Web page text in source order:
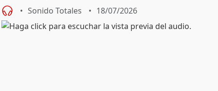
Sonido Totales 18/07/2026